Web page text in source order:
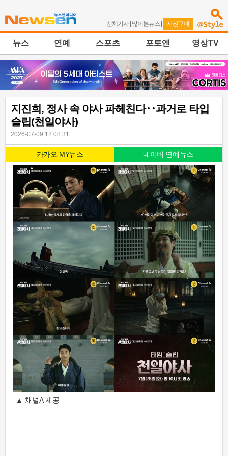
전체기사| 많이본뉴스 | 사진구매
뉴스 연예 스포츠 포토엔 영상TV
지진희, 정사 속 야사 파헤친다‥과거로 타입
슬립(천일야사)
2026-07-09 12:08:31
카카오 MY뉴스 네이버 연예뉴스
▲ 채널A 제공